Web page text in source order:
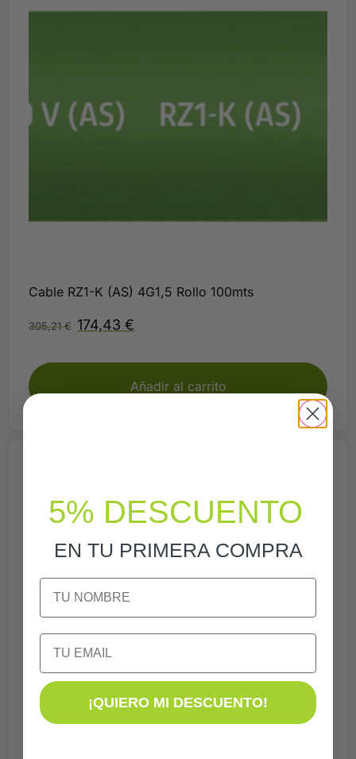
Cable RZ1-K (AS) 4G1,5 Rollo 100mts
305,21€ 174,43 €
Añadir al carrito
5% DESCUENTO
EN TU PRIMERA COMPRA
NOMBRE
Email
¡QUIERO MI DESCUENTO!